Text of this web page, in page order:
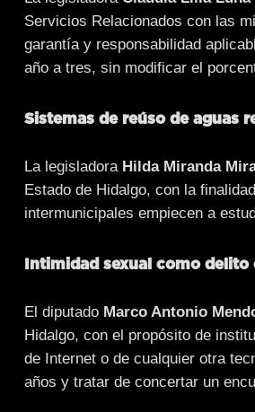
Servicios Relacionados con las
garantía y responsabilidad
año a tres, sin modificar el
Sistemas de reúso de aguas
La legisladora Hilda Miranda
Estado de Hidalgo, con la
intermunicipales empiecen a
Intimidad sexual como
El diputado Marco Antonio
Hidalgo, con el propósito de
de Internet o de cualquier otra
años y tratar de concertar un